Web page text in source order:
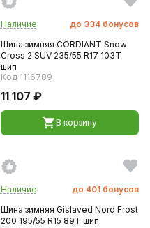
Наличие до 334 бонусов
Шина зимняя CORDIANT Snow
Cross 2 SUV 235/55 R17 103T
шип
Код 1116789
11 107 ₽
В корзину
Наличие до 401 бонусов
Шина зимняя Gislaved Nord Frost
200 195/55 R15 89T шип